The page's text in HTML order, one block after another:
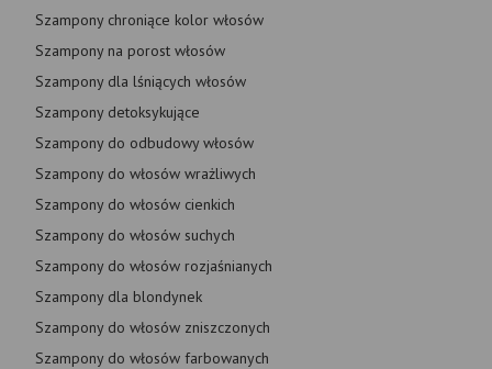
Szampony chroniące kolor włosów
Szampony na porost włosów
Szampony dla lśniących włosów
Szampony detoksykujące
Szampony do odbudowy włosów
Szampony do włosów wrażliwych
Szampony do włosów cienkich
Szampony do włosów suchych
Szampony do włosów rozjaśnianych
Szampony dla blondynek
Szampony do włosów zniszczonych
Szampony do włosów farbowanych